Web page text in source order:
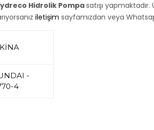
Hidrolik Pompasatışı
iletişim sayfamızdan veya
-
4